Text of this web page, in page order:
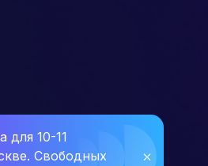
для 10-11
Свободных
⛌